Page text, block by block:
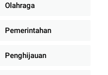
Olahraga
Pemerintahan
Penghijauan